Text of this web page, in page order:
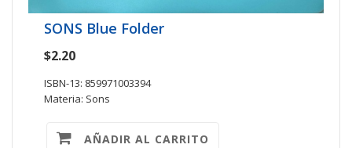
SONS Blue Folder
$2.20
ISBN-13: 859971003394
Materia: Sons
AÑADIR AL CARRITO